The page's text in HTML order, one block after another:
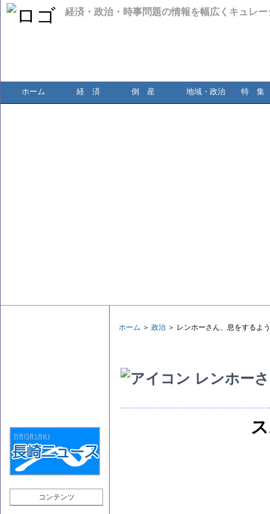
経済・政治・時事問題の情報を幅広くキュレ
ホーム 経 済 倒 産 地域・政治 特 集
コンテンツ
ホーム ＞ 政治 ＞ レンホーさん、息をするよ
レンホー